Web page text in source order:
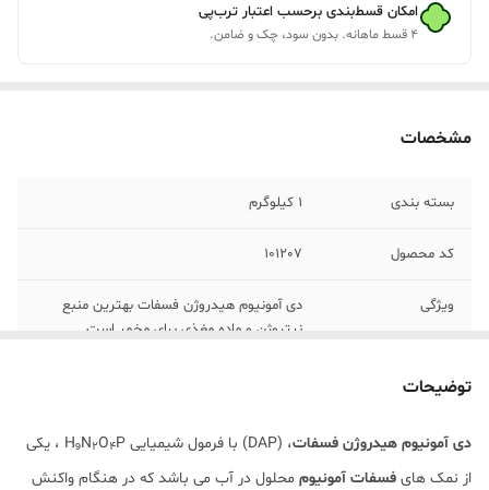
امکان قسط‌بندی برحسب اعتبار ترب‌پی
۴ قسط ماهانه. بدون سود، چک و ضامن.
مشخصات
بسته بندی 1 کیلوگرم
کد محصول 101207
ویژگی
دی آمونیوم هیدروژن فسفات بهترین منبع
نیتروژن و ماده مغذی برای مخمر است.
توضیحات
دی آمونیوم هیدروژن فسفات، (DAP) با فرمول شیمیایی H₉N 2O4
P ، یکی
از نمک های فسفات آمونیوم محلول در آب می باشد که در هنگام واکنش